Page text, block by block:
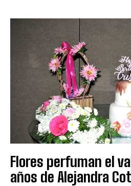
Flores perfuman el
años de Alejandra